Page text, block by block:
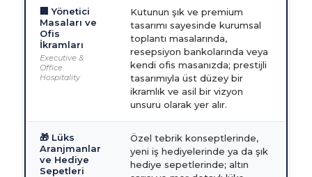
🏢 Yönetici
Masaları ve
Ofis
İkramları
Executive &
Office
Hospitality
Kutunun şık ve premium
tasarımı sayesinde kurumsal
toplantı masalarında,
resepsiyon bankolarında veya
kendi ofis masanızda; prestijli
tasarımıyla üst düzey bir
ikramlık ve asil bir vizyon
unsuru olarak yer alır.
🎁 Lüks
Aranjmanlar
ve Hediye
Sepetleri
Özel tebrik konseptlerinde,
yeni iş hediyelerinde ya da şık
hediye sepetlerinde; altın